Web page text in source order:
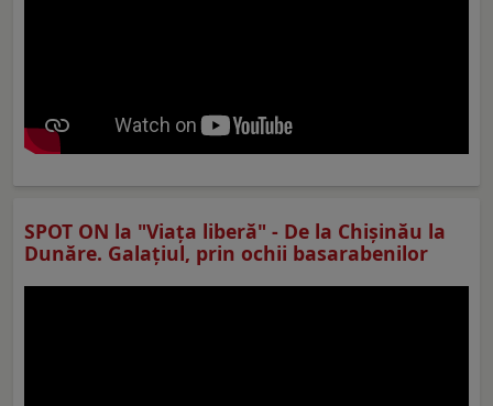
SPOT ON la "Viaţa liberă" - De la Chișinău la
Dunăre. Galațiul, prin ochii basarabenilor